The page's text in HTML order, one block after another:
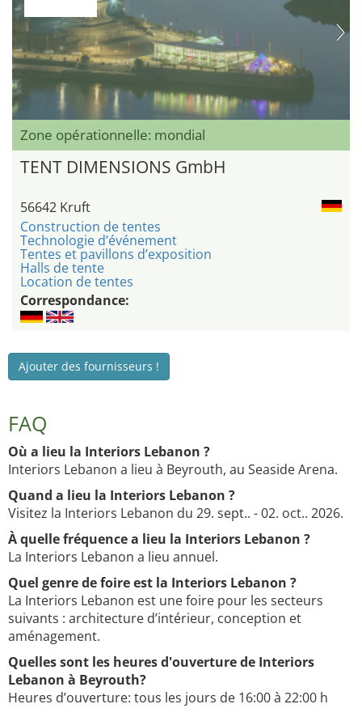
Zone opérationnelle: mondial
TENT DIMENSIONS GmbH
56642 Kruft
Construction de tentes
Technologie d’événement
Tentes et pavillons d’exposition
Halls de tente
Location de tentes
Correspondance:
Ajouter des fournisseurs !
FAQ
Où a lieu la Interiors Lebanon ?
Interiors Lebanon a lieu à Beyrouth, au Seaside Arena.
Quand a lieu la Interiors Lebanon ?
Visitez la Interiors Lebanon du 29. sept.. - 02. oct.. 2026.
À quelle fréquence a lieu la Interiors Lebanon ?
La Interiors Lebanon a lieu annuel.
Quel genre de foire est la Interiors Lebanon ?
La Interiors Lebanon est une foire pour les secteurs
suivants : architecture d’intérieur, conception et
aménagement.
Quelles sont les heures d'ouverture de Interiors
Lebanon à Beyrouth?
Heures d’ouverture: tous les jours de 16:00 à 22:00 h